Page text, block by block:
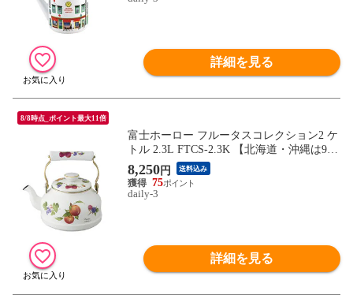
詳細を見る
8/8時点_ポイント最大11倍
富士ホーロー フルータスコレクション2 ケ
トル 2.3L FTCS-2.3K 【北海道・沖縄は990
円加算】 fuj161-6
8,250円 送料込み
75
daily-3
詳細を見る